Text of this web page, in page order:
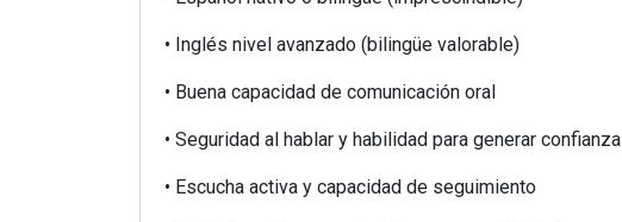
• Inglés nivel avanzado (bilingüe valorable)
• Buena capacidad de comunicación oral
• Seguridad al hablar y habilidad para generar confianza
• Escucha activa y capacidad de seguimiento